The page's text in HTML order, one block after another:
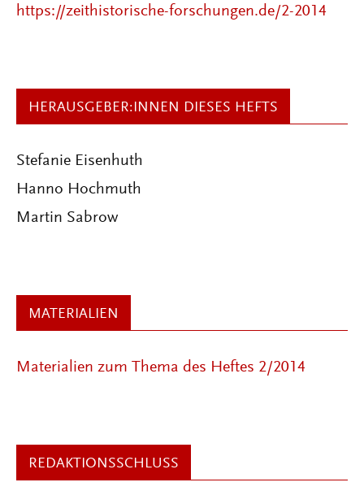
https://zeithistorische-forschungen.de/2-2014
HERAUSGEBER:INNEN DIESES HEFTS
Stefanie Eisenhuth
Hanno Hochmuth
Martin Sabrow
MATERIALIEN
Materialien zum Thema des Heftes 2/2014
REDAKTIONSSCHLUSS